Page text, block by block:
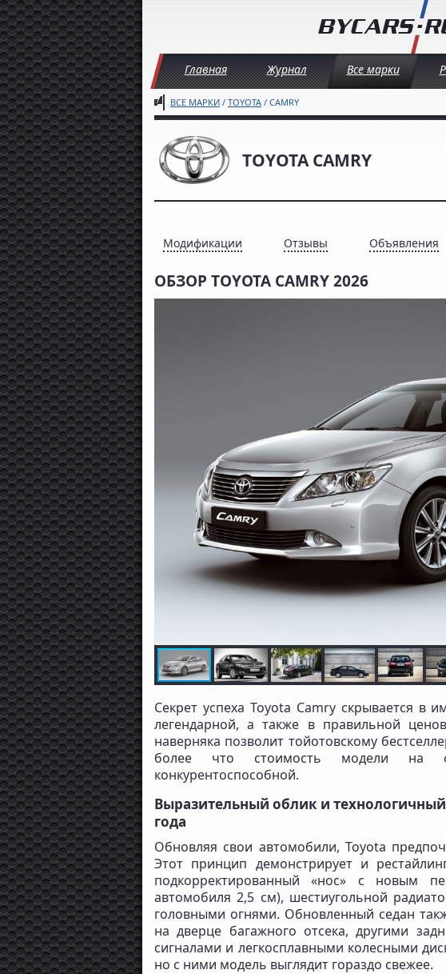
Главная Журнал Все марки
ВСЕ МАРКИ / TOYOTA / CAMRY
TOYOTA CAMRY
Модификации Отзывы Объявления
ОБЗОР TOYOTA CAMRY 2026
Секрет успеха Toyota Camry скрывается в
легендарной, а также в правильной
наверняка позволит тойотовскому
более что стоимость модели на
конкурентоспособной.
Выразительный облик и
года
Обновляя свои автомобили, Toyota
Этот принцип демонстрирует и
подкорректированный «нос» с новым
автомобиля 2,5 см), шестиугольной
головными огнями. Обновленный седан
на дверце багажного отсека, другими
сигналами и легкосплавными колесными
но с ними модель выглядит гораздо свежее.